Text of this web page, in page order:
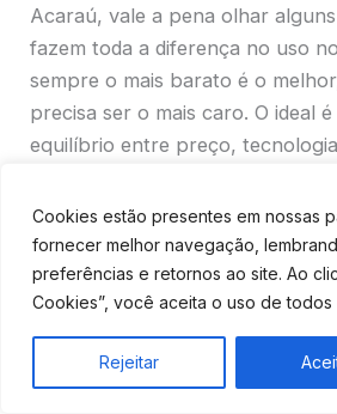
Cookies estão presentes em nossas
fornecer melhor navegação,
preferências e retornos ao site. Ao
Cookies”, você aceita o uso de todos
Rejeitar
Acaraú, vale a pena olhar
fazem toda a diferença no uso
sempre o mais barato é o
precisa ser o mais caro. O ideal
equilíbrio entre preço,